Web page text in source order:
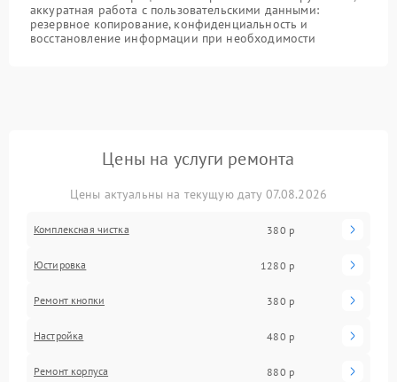
аккуратная работа с пользовательскими данными:
резервное копирование, конфиденциальность и
восстановление информации при необходимости
Цены на услуги ремонта
Цены актуальны на текущую дату 07.08.2026
Комплексная чистка 380 р
Юстировка 1280 р
Ремонт кнопки 380 р
Настройка 480 р
Ремонт корпуса 880 р